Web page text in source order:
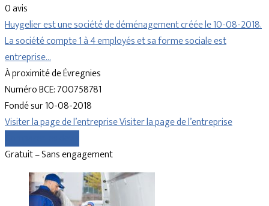
0 avis
Huygelier est une société de déménagement créée le 10-08-2018.
La société compte 1 à 4 employés et sa forme sociale est
entreprise…
À proximité de Évregnies
Numéro BCE: 700758781
Fondé sur 10-08-2018
Visiter la page de l’entrepriseVisiter la page de l’entreprise
Gratuit – Sans engagement